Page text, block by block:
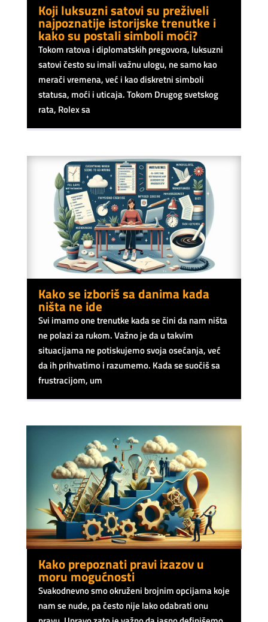
Koji luksuzni satovi su preživeli
najpoznatije istorijske trenutke i
kako su postali simboli moći?
Tokom ratova i diplomatskih pregovora, luksuzni
satovi često su imali važnu ulogu, ne samo kao
merači vremena, već i kao diskretni simboli
statusa, moći i uticaja. Tokom Drugog svetskog
rata, Rolex sa
Kako se izboriš sa danima kada
ništa ne ide
Svi imamo one trenutke kada se čini da nam ništa
ne polazi za rukom. Važno je da u takvim
situacijama ne potiskujemo svoja osećanja, već
da ih prihvatimo i razumemo. Kada se suočiš sa
frustracijom, um
Kako prepoznati pravi izazov u
moru mogućnosti
Svakodnevno smo okruženi brojnim opcijama koje
nam se nude, pa često nije lako odabrati onu